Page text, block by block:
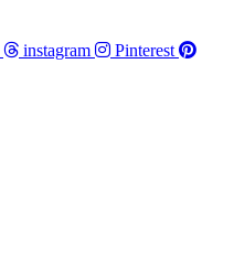
instagram
Pinterest